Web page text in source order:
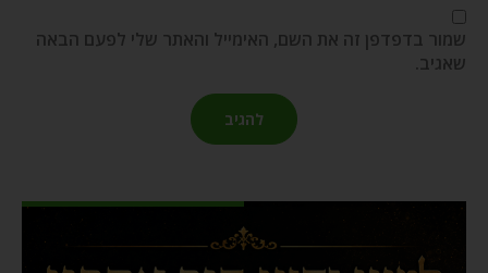
שמור בדפדפן זה את השם, האימייל והאתר שלי לפעם הבאה
שאגיב.